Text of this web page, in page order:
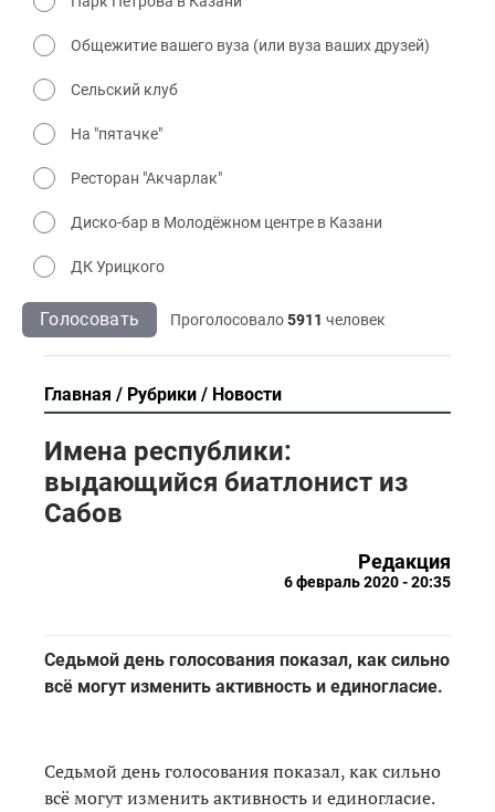
Общежитие вашего вуза (или вуза ваших друзей)
Сельский клуб
На "пятачке"
Ресторан "Акчарлак"
Диско-бар в Молодёжном центре в Казани
ДК Урицкого
Голосовать Проголосовало5911 человек
Главная Рубрики Новости
Имена республики:
выдающийся биатлонист из
Сабов
Редакция
6 февраль 2020 - 20:35
Седьмой день голосования показал, как сильно
всё могут изменить активность и единогласие.
Седьмой день голосования показал, как сильно
всё могут изменить активность и единогласие.